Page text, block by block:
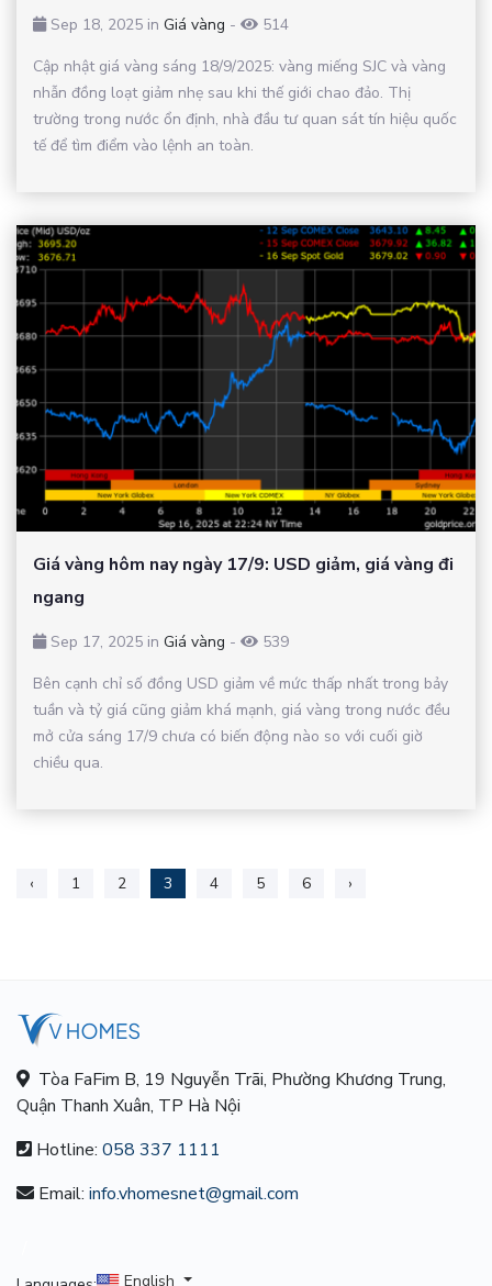
Sep 18, 2025 in Giá vàng -
514
Cập nhật giá vàng sáng 18/9/2025: vàng miếng SJC và vàng
nhẫn đồng loạt giảm nhẹ sau khi thế giới chao đảo. Thị
trường trong nước ổn định, nhà đầu tư quan sát tín hiệu quốc
tế để tìm điểm vào lệnh an toàn.
Giá vàng hôm nay ngày 17/9: USD giảm, giá vàng đi
ngang
Sep 17, 2025 in Giá vàng -
539
Bên cạnh chỉ số đồng USD giảm về mức thấp nhất trong bảy
tuần và tỷ giá cũng giảm khá mạnh, giá vàng trong nước đều
mở cửa sáng 17/9 chưa có biến động nào so với cuối giờ
chiều qua.
‹ 1 2 3 4 5 6 ›
Tòa FaFim B, 19 Nguyễn Trãi, Phường Khương Trung,
Quận Thanh Xuân, TP Hà Nội
Hotline: 058 337 1111
Email: info.vhomesnet@gmail.com
English